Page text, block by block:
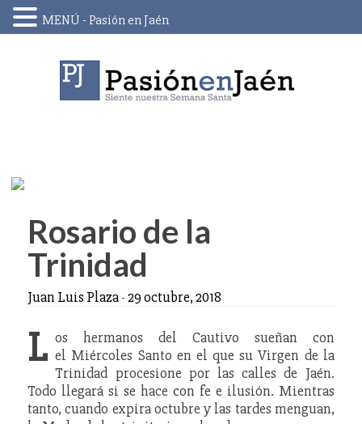
Rosario de la
Trinidad
Juan Luis Plaza-29 octubre, 2018
L os hermanos del Cautivo sueñan con
el Miércoles Santo en el que su Virgen de la
Trinidad procesione por las calles de Jaén.
Todo llegará si se hace con fe e ilusión. Mientras
tanto, cuando expira octubre y las tardes menguan,
MENÚ - Pasión en Jaén